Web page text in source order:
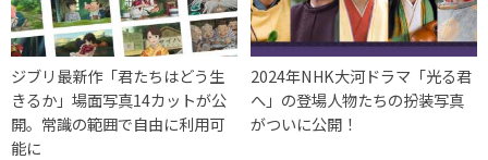
ジブリ最新作「君たちはどう生
きるか」場面写真14カットが公
開。常識の範囲で自由に利用可
能に
2024年NHK大河ドラマ「光る君
へ」の登場人物たちの扮装写真
がついに公開！